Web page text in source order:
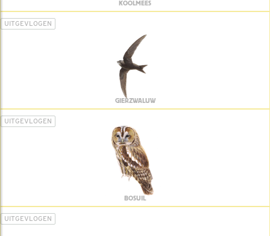
KOOLMEES
UITGEVLOGEN
GIERZWALUW
UITGEVLOGEN
BOSUIL
UITGEVLOGEN